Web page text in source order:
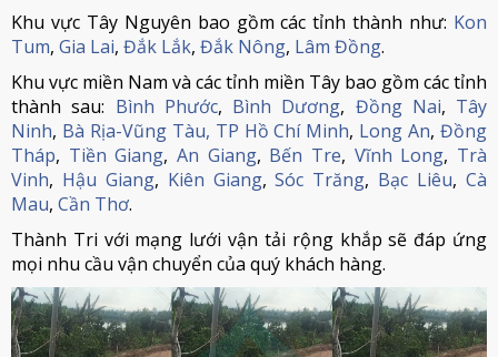
Khu vực Tây Nguyên bao gồm các tỉnh thành như: Kon
Tum, Gia Lai, Đắk Lắk, Đắk Nông, Lâm Đồng.
Khu vực miền Nam và các tỉnh miền Tây bao gồm các tỉnh
thành sau: Bình Phước, Bình Dương, Đồng Nai, Tây
Ninh, Bà Rịa-Vũng Tàu, TP Hồ Chí Minh, Long An,Đồng
Tháp, Tiền Giang,An Giang, Bến Tre, Vĩnh Long, Trà
Vinh, Hậu Giang, Kiên Giang,Sóc Trăng, Bạc Liêu,Cà
Mau, Cần Thơ.
Thành Tri với mạng lưới vận tải rộng khắp sẽ đáp ứng
mọi nhu cầu vận chuyển của quý khách hàng.